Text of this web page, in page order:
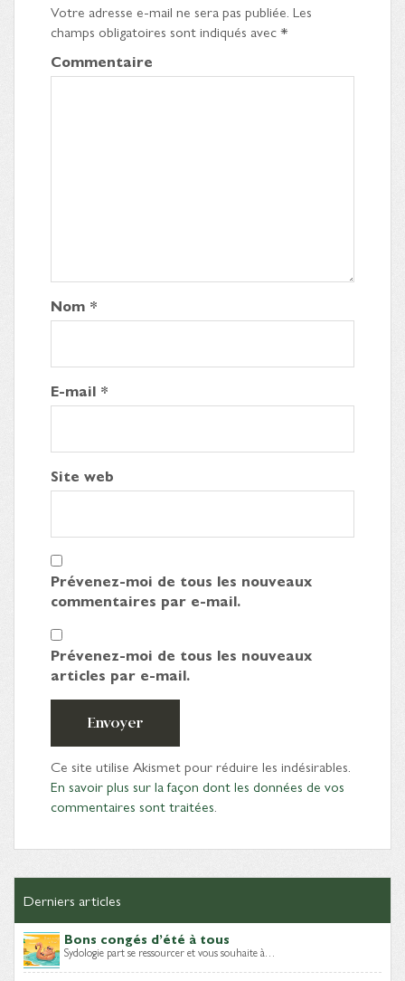
Votre adresse e-mail ne sera pas publiée. Les
champs obligatoires sont indiqués avec*
Commentaire
Nom *
E-mail *
Site web
Prévenez-moi de tous les nouveaux
commentaires par e-mail.
Prévenez-moi de tous les nouveaux
articles par e-mail.
Envoyer
Ce site utilise Akismet pour réduire les indésirables.
En savoir plus sur la façon dont les données de vos
commentaires sont traitées.
Derniers articles
Bons congés d’été à tous
Sydologie part se ressourcer et vous souhaite à…